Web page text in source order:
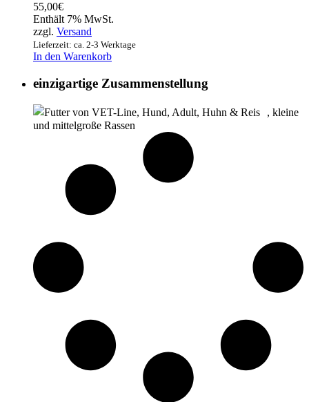
55,00€
Enthält 7% MwSt.
zzgl. Versand
Lieferzeit: ca. 2-3 Werktage
In den Warenkorb
einzigartige Zusammenstellung